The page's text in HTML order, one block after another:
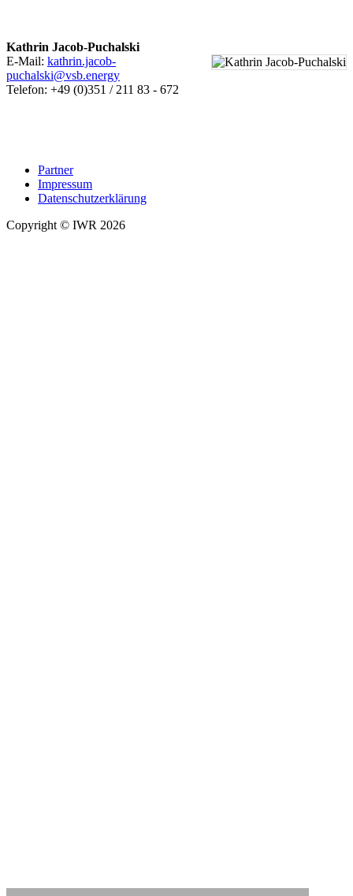
Kathrin Jacob-Puchalski
E-Mail: kathrin.jacob-
puchalski@vsb.energy
Telefon: +49 (0)351 / 211 83 - 672
Partner
Impressum
Datenschutzerklärung
Copyright © IWR 2026